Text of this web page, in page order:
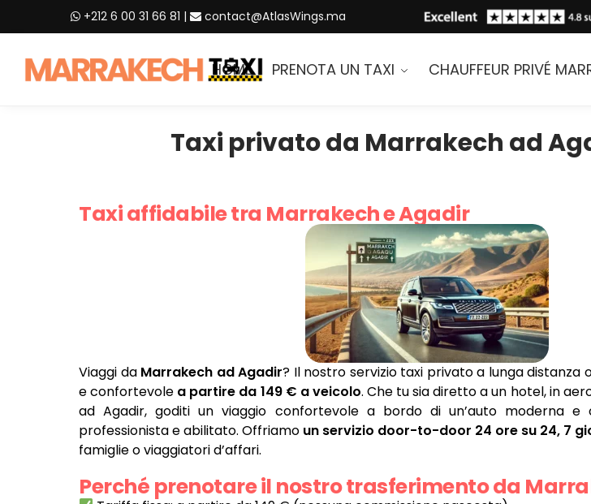
+212 6 00 31 66 81 | contact@AtlasWings.ma
HOME PRENOTA UN TAXI CHAUFFEUR PRIVÉ
Taxi privato da Marrakech ad
Taxi affidabile tra Marrakech e Agadir
Viaggi da Marrakech ad Agadir? Il nostro servizio taxi privato a lunga distanza
e confortevole a partire da 149 € a veicolo. Che tu sia diretto a un hotel, in
ad Agadir, goditi un viaggio confortevole a bordo di un’auto moderna e
professionista e abilitato. Offriamo un servizio door-to-door 24 ore su 24, 7
famiglie o viaggiatori d’affari.
Perché prenotare il nostro trasferimento da